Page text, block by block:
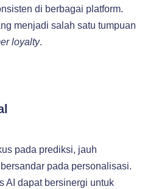
di berbagai platform.
menjadi salah satu tumpuan
loyalty.
pada prediksi, jauh
pada personalisasi.
AI dapat bersinergi untuk